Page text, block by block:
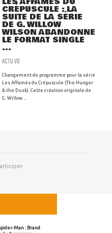
CRÉPUSCULE : LA
SUITE DE LA SÉRIE
DE G. WILLOW
WILSON ABANDONNE
LE FORMAT SINGLE
...
ACTU VO
Changement de programme pour la série
Les Affamés du Crépuscule (The Hunger
& the Dusk). Cette création originale de
G. Willow ...
Man : Brand